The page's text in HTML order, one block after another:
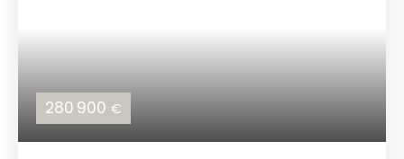
280 900 €